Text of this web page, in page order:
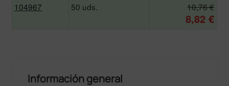
104967 50 uds. 10,76 €
8,82 €
Información general